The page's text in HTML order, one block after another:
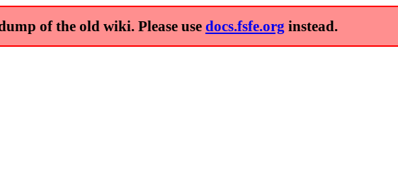
of the old wiki. Please use docs.fsfe.org instead.